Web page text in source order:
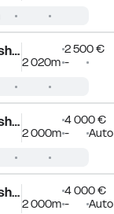
2 500 €
2 020m -
4 000 €
2 000m - Auto
4 000 €
2 000m - Auto